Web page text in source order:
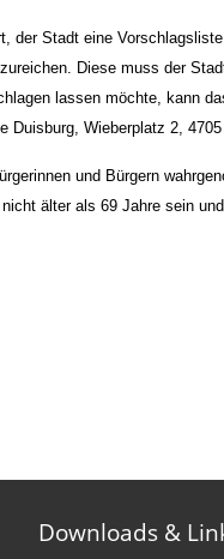
der Stadt eine
Diese muss der
lassen möchte, kann
Wieberplatz 2,
und Bürgern
älter als 69 Jahre sein
Downloads &